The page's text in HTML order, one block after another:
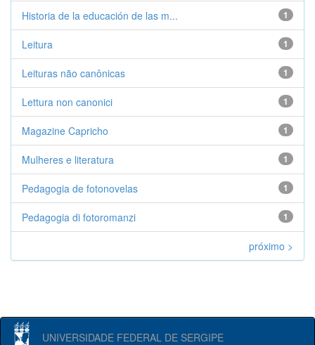
1
Historia de la educación de las m...
1
Leitura
1
Leituras não canônicas
1
Lettura non canonici
1
Magazine Capricho
1
Mulheres e literatura
1
Pedagogia de fotonovelas
1
Pedagogia di fotoromanzi
próximo >
UNIVERSIDADE FEDERAL DE SERGIPE